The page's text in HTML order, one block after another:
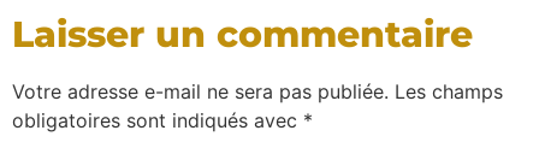
Laisser un commentaire
Votre adresse e-mail ne sera pas publiée. Les champs
obligatoires sont indiqués avec *